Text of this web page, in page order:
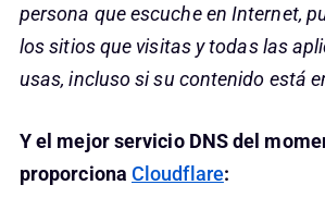
persona que escuche en Internet,
los sitios que visitas y todas las
usas, incluso si su contenido está
Y el mejor servicio DNS del
proporciona Cloudflare: